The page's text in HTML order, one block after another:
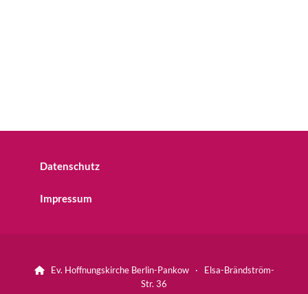
Datenschutz
Impressum
Ev. Hoffnungskirche Berlin-Pankow · Elsa-Brändström-
Str. 36